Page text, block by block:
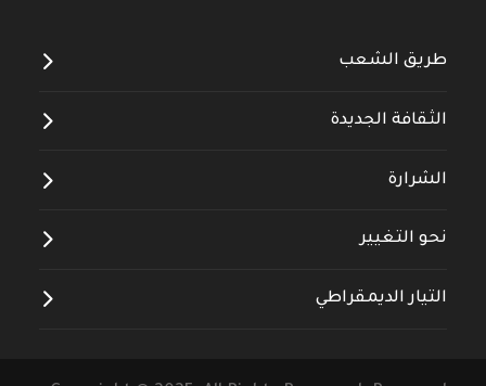
طريق الشعب
الثقافة الجديدة
الشرارة
نحو التغيير
التيار الديمقراطي